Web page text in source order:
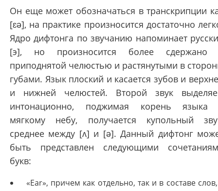
Он еще может обозначаться в транскрипции
[ɛə], на практике произносится достаточно
Ядро дифтонга по звучанию напоминает
[э], но произносится более сдержано
приподнятой челюстью и растянутыми в
губами. Язык плоский и касается зубов и
и нижней челюстей. Второй звук
интонационно, поджимая корень языка
мягкому небу, получается купольный
среднее между [ʌ] и [ə]. Данный дифтонг
быть представлен следующими
букв:
«Ear», причем как отдельно, так и в составе